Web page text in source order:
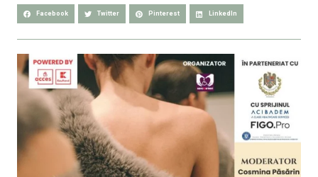
Facebook Twitter Pinterest LinkedIn